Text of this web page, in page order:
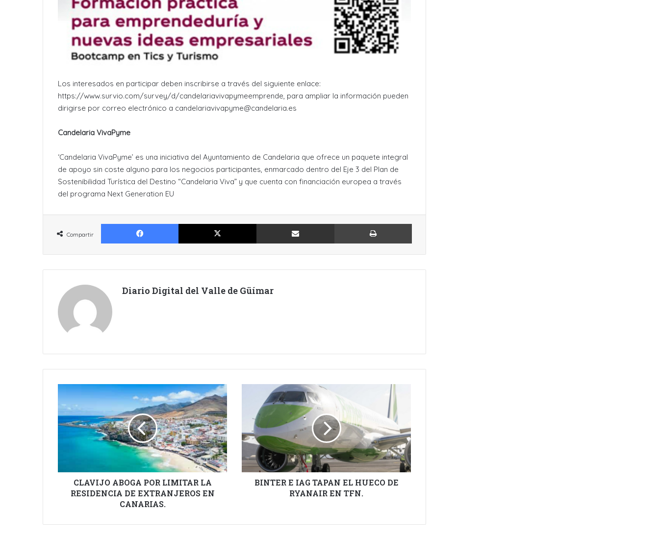
Los interesados en participar deben inscribirse a través del siguiente enlace:
https://www.survio.com/survey/d/candelariavivapymeemprende, para ampliar la información pueden
dirigirse por correo electrónico a candelariavivapyme@candelaria.es
Candelaria VivaPyme
‘Candelaria VivaPyme’ es una iniciativa del Ayuntamiento de Candelaria que ofrece un paquete integral
de apoyo sin coste alguno para los negocios participantes, enmarcado dentro del Eje 3 del Plan de
Sostenibilidad Turística del Destino “Candelaria Viva” y que cuenta con financiación europea a través
del programa Next Generation EU
Compartir
Facebook X Compartir por Email Imprimir
Diario Digital del Valle de Güímar
CLAVIJO
POR
LIMITAR
RESIDENCIA
EN
CANARIAS.CLAVIJO ABOGA POR LIMITAR LA
RESIDENCIA DE EXTRANJEROS EN
CANARIAS.
TAPAN
HUECO
RYANAIR
EN
BINTER E IAG TAPAN EL HUECO DE
RYANAIR EN TFN.